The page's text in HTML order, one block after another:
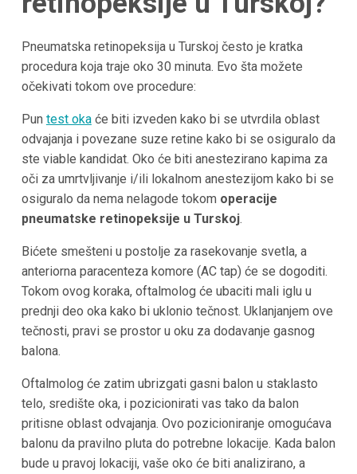
Pneumatska retinopeksija u Turskoj često je kratka
procedura koja traje oko 30 minuta. Evo šta možete
očekivati tokom ove procedure:
Pun test okaće biti izveden kako bi se utvrdila oblast
odvajanja i povezane suze retine kako bi se osiguralo da
ste viable kandidat. Oko će biti anestezirano kapima za
oči za umrtvljivanje i/ili lokalnom anestezijom kako bi se
osiguralo da nema nelagode tokom operacije
pneumatske retinopeksije u Turskoj.
Bićete smešteni u postolje za rasekovanje svetla, a
anteriorna paracenteza komore (AC tap) će se dogoditi.
Tokom ovog koraka, oftalmolog će ubaciti mali iglu u
prednji deo oka kako bi uklonio tečnost. Uklanjanjem ove
tečnosti, pravi se prostor u oku za dodavanje gasnog
balona.
Oftalmolog će zatim ubrizgati gasni balon u staklasto
telo, središte oka, i pozicionirati vas tako da balon
pritisne oblast odvajanja. Ovo pozicioniranje omogućava
balonu da pravilno pluta do potrebne lokacije. Kada balon
bude u pravoj lokaciji, vaše oko će biti analizirano, a